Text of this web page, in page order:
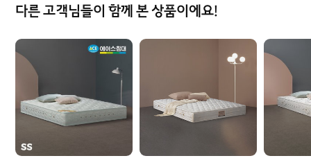
다른 고객님들이 함께 본 상품이에요!